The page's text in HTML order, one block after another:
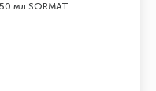
мл SORMAT